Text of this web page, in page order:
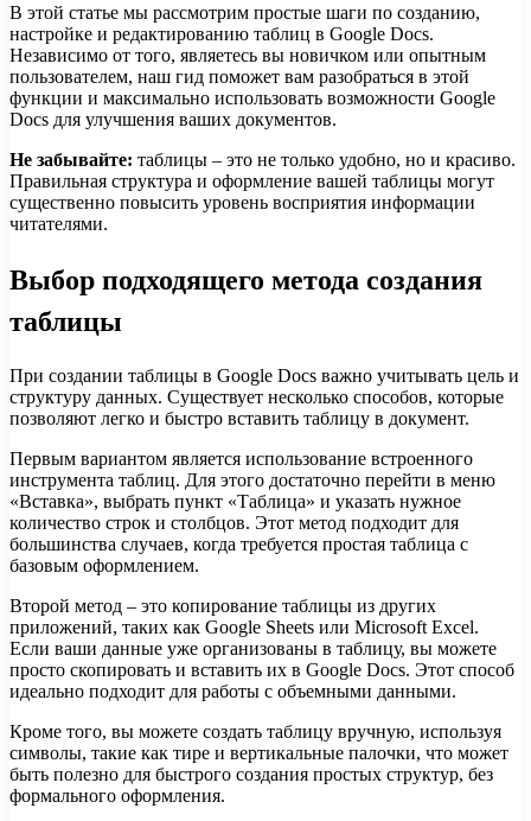
В этой статье мы рассмотрим простые шаги по созданию,
настройке и редактированию таблиц в Google Docs.
Независимо от того, являетесь вы новичком или опытным
пользователем, наш гид поможет вам разобраться в этой
функции и максимально использовать возможности Google
Docs для улучшения ваших документов.
Не забывайте: таблицы – это не только удобно, но и красиво.
Правильная структура и оформление вашей таблицы могут
существенно повысить уровень восприятия информации
читателями.
Выбор подходящего метода создания
таблицы
При создании таблицы в Google Docs важно учитывать цель и
структуру данных. Существует несколько способов, которые
позволяют легко и быстро вставить таблицу в документ.
Первым вариантом является использование встроенного
инструмента таблиц. Для этого достаточно перейти в меню
«Вставка», выбрать пункт «Таблица» и указать нужное
количество строк и столбцов. Этот метод подходит для
большинства случаев, когда требуется простая таблица с
базовым оформлением.
Второй метод – это копирование таблицы из других
приложений, таких как Google Sheets или Microsoft Excel.
Если ваши данные уже организованы в таблицу, вы можете
просто скопировать и вставить их в Google Docs. Этот способ
идеально подходит для работы с объемными данными.
Кроме того, вы можете создать таблицу вручную, используя
символы, такие как тире и вертикальные палочки, что может
быть полезно для быстрого создания простых структур, без
формального оформления.